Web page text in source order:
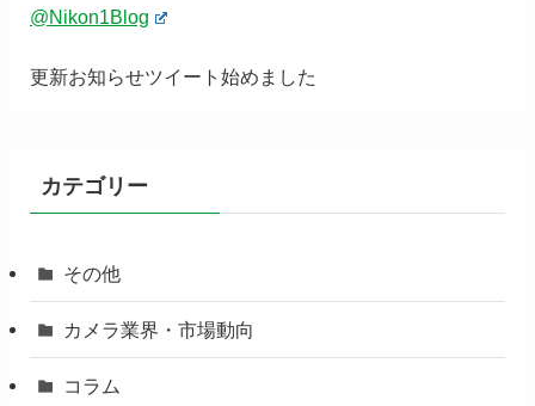
@Nikon1Blog
更新お知らせツイート始めました
カテゴリー
その他
カメラ業界・市場動向
コラム